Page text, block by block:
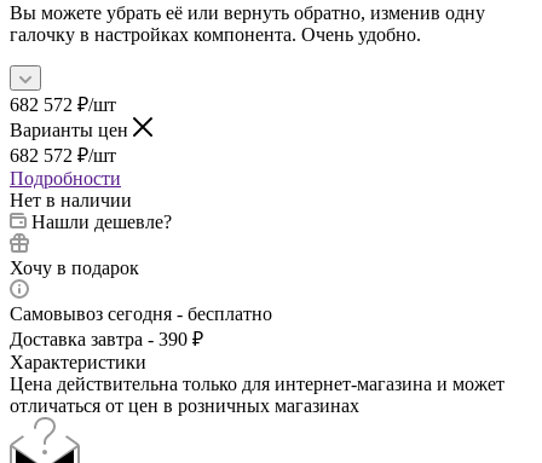
Вы можете убрать её или вернуть обратно, изменив одну
галочку в настройках компонента. Очень удобно.
682 572 ₽/шт
Варианты цен
682 572 ₽/шт
Подробности
Нет в наличии
Нашли дешевле?
Хочу в подарок
Самовывоз сегодня - бесплатно
Доставка завтра - 390 ₽
Характеристики
Цена действительна только для интернет-магазина и может
отличаться от цен в розничных магазинах